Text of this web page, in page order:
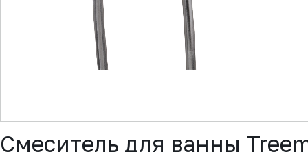
▼
Смеситель для ванны